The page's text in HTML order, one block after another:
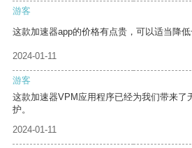
游客
这款加速器app的价格有点贵，可以适当降低
2024-01-11
游客
这款加速器VPM应用程序已经为我们带来了
护。
2024-01-11